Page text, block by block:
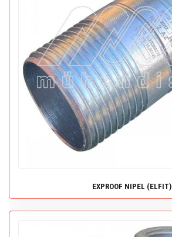
EXPROOF NIPEL (ELFIT)